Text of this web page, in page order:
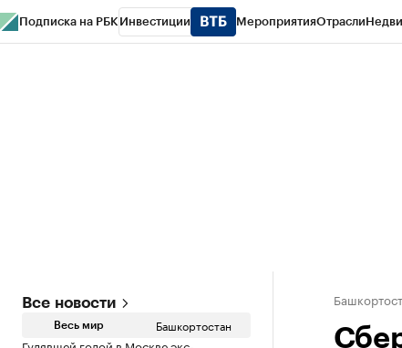
Подписка на РБК Инвестиции МероприятияОтрасли
Все новости
Весь мир Башкортостан